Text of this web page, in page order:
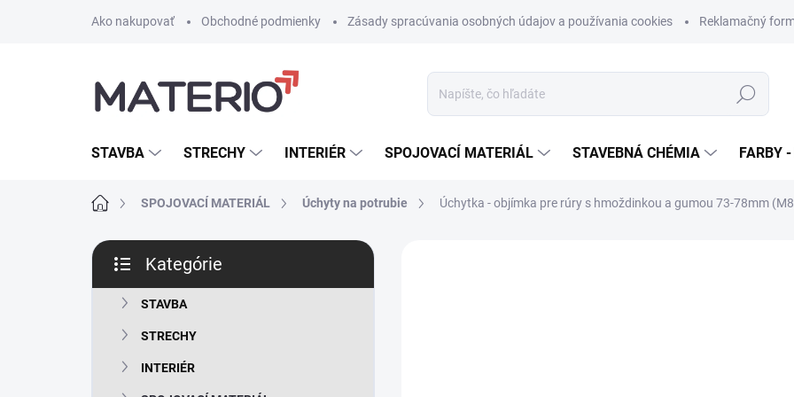
Ako nakupovať Obchodné podmienky Zásady spracúvania osobných údajov a používania cookies Reklamačný
Hľadať
STAVBA STRECHY INTERIÉR SPOJOVACÍ MATERIÁL STAVEBNÁ CHÉMIA FARBY
DomovSPOJOVACÍ MATERIÁL Úchyty na potrubie Úchytka - objímka pre rúry s hmoždinkou a gumou 73-78mm
B
č
kategórie
Kategórie
STAVBA
STRECHY
INTERIÉR